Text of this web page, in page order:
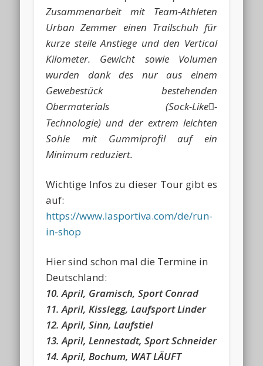
Zusammenarbeit mit Team-Athleten
Urban Zemmer einen Trailschuh für
kurze steile Anstiege und den Vertical
Kilometer. Gewicht sowie Volumen
wurden dank des nur aus einem
Gewebestück bestehenden
Obermaterials (Sock-Like-
Technologie) und der extrem leichten
Sohle mit Gummiprofil auf ein
Minimum reduziert.
Wichtige Infos zu dieser Tour gibt es
auf:
https://www.lasportiva.com/de/run-
in-shop
Hier sind schon mal die Termine in
Deutschland:
10. April, Gramisch, Sport Conrad
11. April, Kisslegg, Laufsport Linder
12. April, Sinn, Laufstiel
13. April, Lennestadt, Sport Schneider
14. April, Bochum, WAT LÄUFT